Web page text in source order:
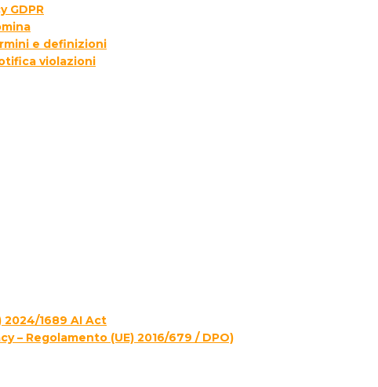
GDPR
e definizioni
violazioni
2024/1689 AI Act
– Regolamento (UE) 2016/679 / DPO)